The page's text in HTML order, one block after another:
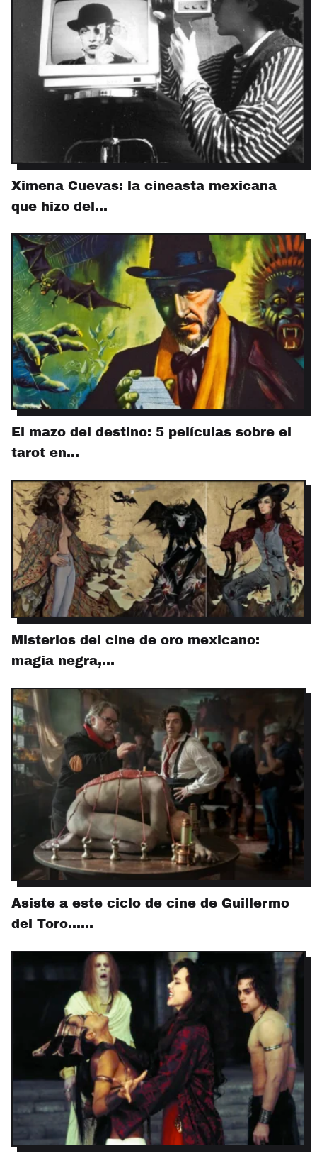
Ximena Cuevas: la cineasta mexicana
que hizo del…
El mazo del destino: 5 películas sobre el
tarot en…
Misterios del cine de oro mexicano:
magia negra,…
Asiste a este ciclo de cine de Guillermo
del Toro...…